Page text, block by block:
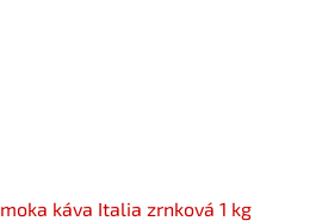
káva Italia zrnková 1 kg